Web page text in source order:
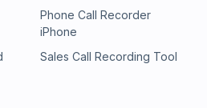
Phone Call Recorder
iPhone
Sales Call Recording Tool